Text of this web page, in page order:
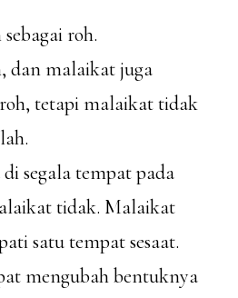
roh.
dan malaikat juga
tetapi malaikat tidak
segala tempat pada
tidak. Malaikat
satu tempat sesaat.
mengubah bentuknya